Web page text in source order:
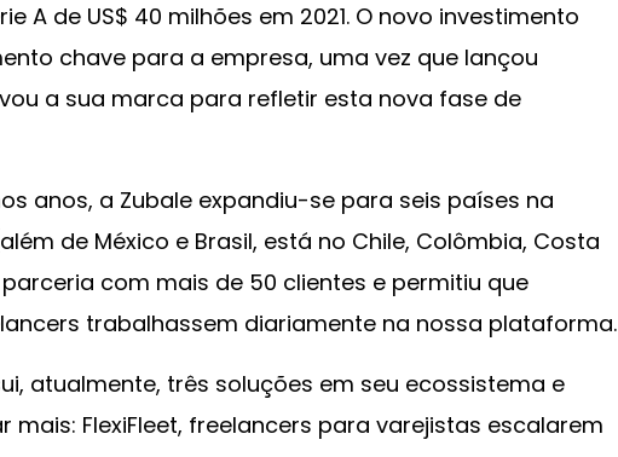
A de US$ 40 milhões em 2021. O novo investimento
chave para a empresa, uma vez que lançou
a sua marca para refletir esta nova fase de
anos, a Zubale expandiu-se para seis países na
de México e Brasil, está no Chile, Colômbia, Costa
parceria com mais de 50 clientes e permitiu que
trabalhassem diariamente na nossa plataforma.
atualmente, três soluções em seu ecossistema e
mais: FlexiFleet, freelancers para varejistas escalarem